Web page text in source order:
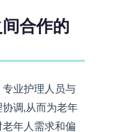
合作的
业护理人员与
调,从而为老年
年人需求和偏